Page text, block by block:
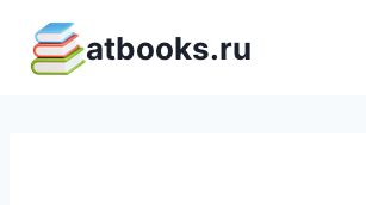
содержимому
atbooks.ru